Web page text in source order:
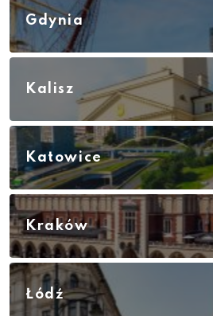
Gdynia
Kalisz
Katowice
Kraków
Łódź